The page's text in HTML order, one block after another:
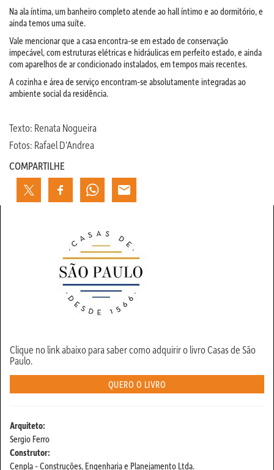
Na ala íntima, um banheiro completo atende ao hall íntimo e ao dormitório, e
ainda temos uma suíte.
Vale mencionar que a casa encontra-se em estado de conservação
impecável, com estruturas elétricas e hidráulicas em perfeito estado, e ainda
com aparelhos de ar condicionado instalados, em tempos mais recentes.
A cozinha e área de serviço encontram-se absolutamente integradas ao
ambiente social da residência.
Texto: Renata Nogueira
Fotos: Rafael D’Andrea
COMPARTILHE
Clique no link abaixo para saber como adquirir o livro Casas de São
Paulo.
QUERO O LIVRO
Arquiteto:
Sergio Ferro
Construtor:
Cenpla - Construções, Engenharia e Planejamento Ltda.